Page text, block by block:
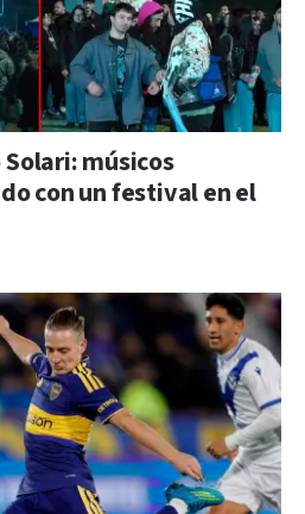
músicos
con un festival en el